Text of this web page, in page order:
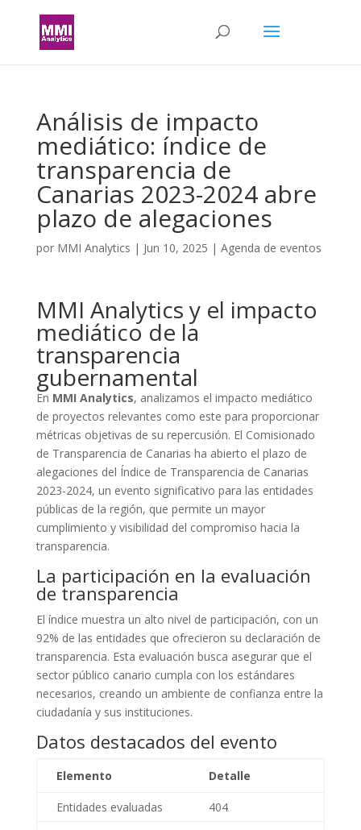
Análisis de impacto
mediático: índice de
transparencia de
Canarias 2023-2024 abre
plazo de alegaciones
por MMI Analytics | Jun 10, 2025 | Agenda de eventos
MMI Analytics y el impacto
mediático de la
transparencia
gubernamental
En MMI Analytics, analizamos el impacto mediático
de proyectos relevantes como este para proporcionar
métricas objetivas de su repercusión. El Comisionado
de Transparencia de Canarias ha abierto el plazo de
alegaciones del Índice de Transparencia de Canarias
2023-2024, un evento significativo para las entidades
públicas de la región, que permite un mayor
cumplimiento y visibilidad del compromiso hacia la
transparencia.
La participación en la evaluación
de transparencia
El índice muestra un alto nivel de participación, con un
92% de las entidades que ofrecieron su declaración de
transparencia. Esta evaluación busca asegurar que el
sector público canario cumpla con los estándares
necesarios, creando un ambiente de confianza entre la
ciudadanía y sus instituciones.
Datos destacados del evento
Elemento Detalle
Entidades evaluadas 404